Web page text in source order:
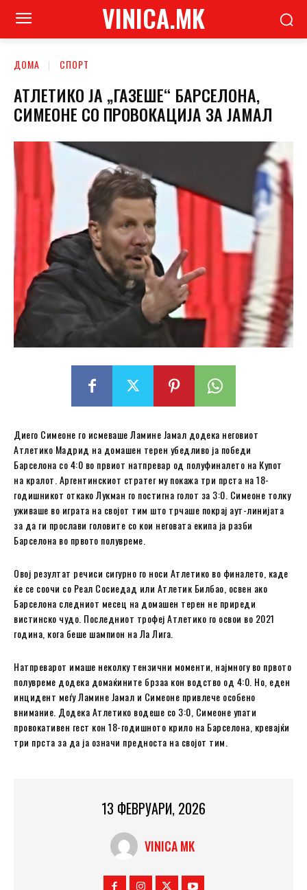
VINICA.MK
ДОМА СПОРТ
АТЛЕТИКО ЈА „ГАЗЕШЕ“ БАРСЕЛОНА,
СИМЕОНЕ СО ПРОВОКАЦИЈА ЗА ЈАМАЛ
Диего Симеоне го исмеваше Ламине Јамал додека неговиот
Атлетико Мадрид на домашен терен убедливо ја победи
Барселона со 4:0 во првиот натпревар од полуфиналето на Купот
на кралот. Аргентинскиот стратег му покажа три прста на 18-
годишникот откако Лукман го постигна голот за 3:0. Симеоне толку
уживаше во играта на својот тим што трчаше покрај аут-линијата
за да ги прослави головите со кои неговата екипа ја разби
Барселона во првото полувреме.
Овој резултат речиси сигурно го носи Атлетико во финалето, каде
ќе се соочи со Реал Сосиедад или Атлетик Билбао, освен ако
Барселона следниот месец на домашен терен не приреди
вистинско чудо. Последниот трофеј Атлетико го освои во 2021
година, кога беше шампион на Ла Лига.
Натпреварот имаше неколку тензични моменти, најмногу во првото
полувреме додека домаќините брзаа кон водство од 4:0. Но, еден
инцидент меѓу Ламине Јамал и Симеоне привлече особено
внимание. Додека Атлетико водеше со 3:0, Симеоне упати
провокативен гест кон 18-годишното крило на Барселона, кревајќи
три прста за да ја означи предноста на својот тим.
13 ФЕВРУАРИ, 2026
VINICA MK